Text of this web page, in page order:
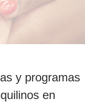
y programas
en